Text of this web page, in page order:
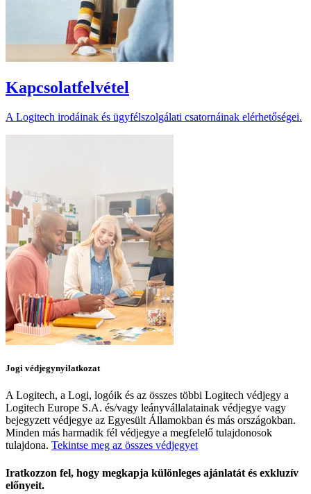
Kapcsolatfelvétel
A Logitech irodáinak és ügyfélszolgálati csatornáinak elérhetőségei.
Jogi védjegynyilatkozat
A Logitech, a Logi, logóik és az összes többi Logitech védjegy a
Logitech Europe S.A. és/vagy leányvállalatainak védjegye vagy
bejegyzett védjegye az Egyesült Államokban és más országokban.
Minden más harmadik fél védjegye a megfelelő tulajdonosok
tulajdona. Tekintse meg az összes védjegyet
Iratkozzon fel, hogy megkapja különleges ajánlatát és exkluzív
előnyeit.